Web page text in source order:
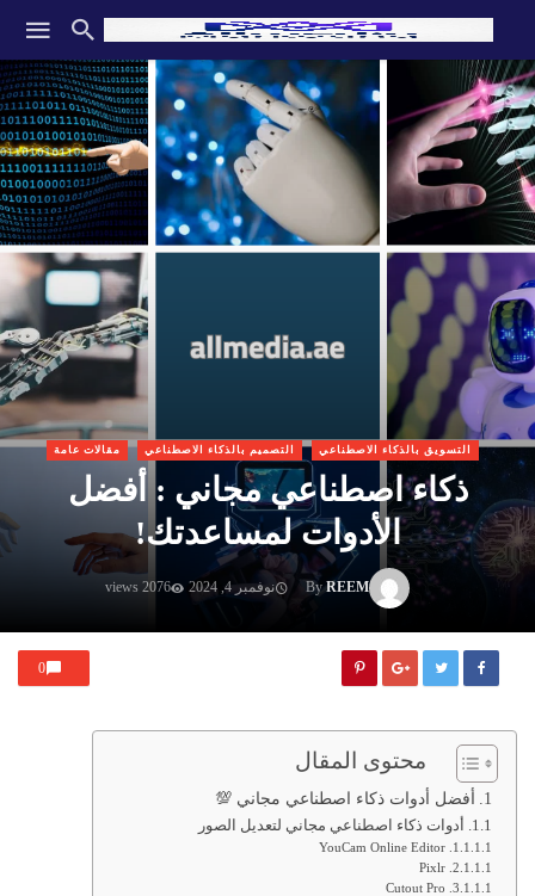
التسويق بالذكاء الاصطناعي التصميم بالذكاء الاصطناعي مقالات عامة
ذكاء اصطناعي مجاني : أفضل
الأدوات لمساعدتك!
ByREEM نوفمبر 4, 2024 2076 views
0
محتوى المقال
أفضل أدوات ذكاء اصطناعي مجاني 💯
أدوات ذكاء اصطناعي مجاني لتعديل الصور
YouCam Online Editor
Pixlr
Cutout Pro